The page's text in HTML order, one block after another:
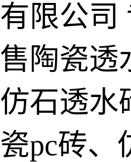
有限公司
售陶瓷透
仿石透水
瓷pc砖、